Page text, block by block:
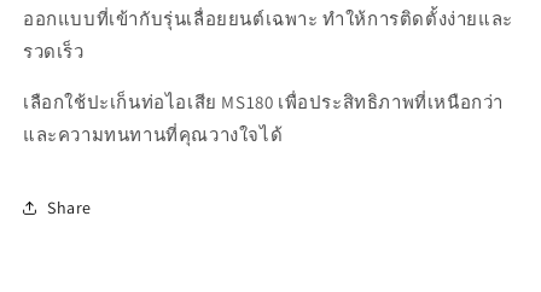
ออกแบบที่เข้ากับรุ่นเลื่อยยนต์เฉพาะ ทำให้การติดตั้งง่ายและ
รวดเร็ว
เลือกใช้ปะเก็นท่อไอเสีย MS180 เพื่อประสิทธิภาพที่เหนือกว่า
และความทนทานที่คุณวางใจได้
Share